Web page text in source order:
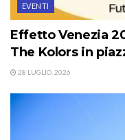
EVENTI
Effetto Venezia
The Kolors in
28 LUGLIO, 2026